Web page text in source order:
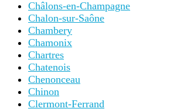
Châlons-en-Champagne
Chalon-sur-Saône
Chambery
Chamonix
Chartres
Chatenois
Chenonceau
Chinon
Clermont-Ferrand